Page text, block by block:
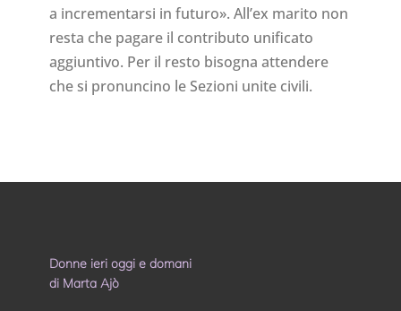
a incrementarsi in futuro». All’ex marito non
resta che pagare il contributo unificato
aggiuntivo. Per il resto bisogna attendere
che si pronuncino le Sezioni unite civili.
Donne ieri oggi e domani
di Marta Ajò